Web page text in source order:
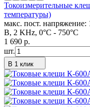
Токоизмерительные
температуры)
мaкс. пост.
В, 2 KHz, 0°С - 750°С
1 690 p.
шт.
В 1 клик